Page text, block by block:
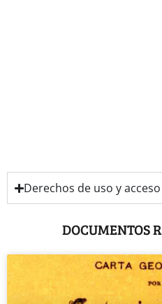
Derechos de uso y acceso
DOCUMENTOS